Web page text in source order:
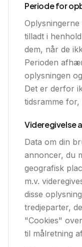
Periode for
tilladt i
dem, når de
Perioden
oplysningen
Det er derfor
tidsramme
Videregivelse
Data om din
annoncer, du
geografisk
m.v.
disse
tredjeparter,
"Cookies"
til målretning